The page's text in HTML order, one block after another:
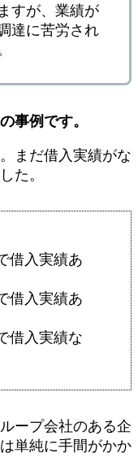
すが、業績が
達に苦労され
事例です。
まだ借入実績がな
た。
借入実績あ
借入実績あ
借入実績な
ープ会社のある企
単純に手間がかか